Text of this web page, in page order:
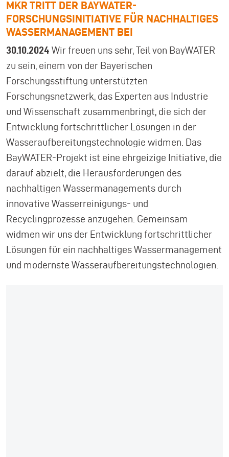
MKR TRITT DER BAYWATER-
FORSCHUNGSINITIATIVE FÜR NACHHALTIGES
WASSERMANAGEMENT BEI
30.10.2024 Wir freuen uns sehr, Teil von BayWATER
zu sein, einem von der Bayerischen
Forschungsstiftung unterstützten
Forschungsnetzwerk, das Experten aus Industrie
und Wissenschaft zusammenbringt, die sich der
Entwicklung fortschrittlicher Lösungen in der
Wasseraufbereitungstechnologie widmen. Das
BayWATER-Projekt ist eine ehrgeizige Initiative, die
darauf abzielt, die Herausforderungen des
nachhaltigen Wassermanagements durch
innovative Wasserreinigungs- und
Recyclingprozesse anzugehen. Gemeinsam
widmen wir uns der Entwicklung fortschrittlicher
Lösungen für ein nachhaltiges Wassermanagement
und modernste Wasseraufbereitungstechnologien.